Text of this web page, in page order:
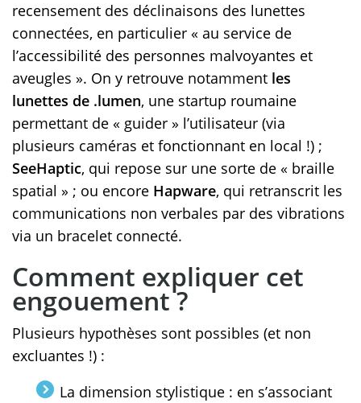
recensement des déclinaisons des lunettes
connectées, en particulier « au service de
l’accessibilité des personnes malvoyantes et
aveugles ». On y retrouve notamment les
lunettes de .lumen, une startup roumaine
permettant de « guider » l’utilisateur (via
plusieurs caméras et fonctionnant en local !) ;
SeeHaptic, qui repose sur une sorte de « braille
spatial » ; ou encore Hapware, qui retranscrit les
communications non verbales par des vibrations
via un bracelet connecté.
Comment expliquer cet
engouement ?
Plusieurs hypothèses sont possibles (et non
excluantes !) :
La dimension stylistique : en s’associant